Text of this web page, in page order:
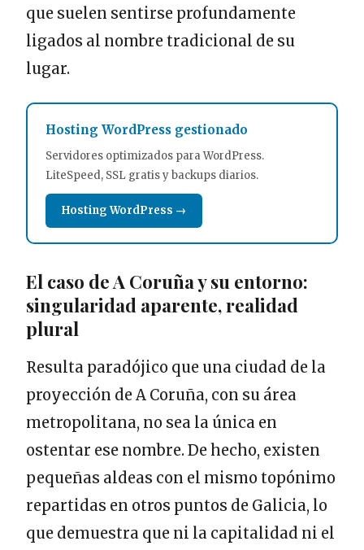
que suelen sentirse profundamente
ligados al nombre tradicional de su
lugar.
Hosting WordPress gestionado
Servidores optimizados para WordPress.
LiteSpeed, SSL gratis y backups diarios.
Hosting WordPress →
El caso de A Coruña y su entorno:
singularidad aparente, realidad
plural
Resulta paradójico que una ciudad de la
proyección de A Coruña, con su área
metropolitana, no sea la única en
ostentar ese nombre. De hecho, existen
pequeñas aldeas con el mismo topónimo
repartidas en otros puntos de Galicia, lo
que demuestra que ni la capitalidad ni el